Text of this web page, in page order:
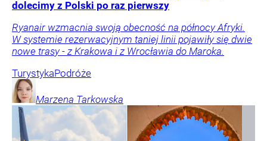
dolecimy z Polski po raz pierwszy
Ryanair wzmacnia swoją obecność na północy Afryki.
W systemie rezerwacyjnym taniej linii pojawiły się dwie
nowe trasy - z Krakowa i z Wrocławia do Maroka.
TurystykaPodróże
Marzena Tarkowska